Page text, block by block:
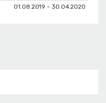
01.08.2019 - 30.04.2020